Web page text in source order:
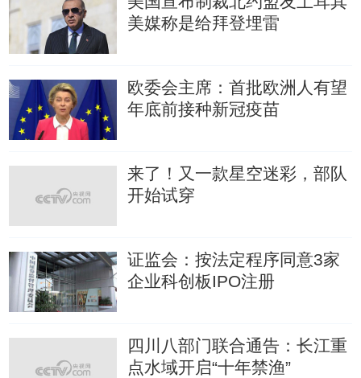
美媒称是给拜登埋雷
欧委会主席：首批欧洲人有望
年底前接种新冠疫苗
来了！又一款星空迷彩，部队
开始试穿
证监会：按法定程序同意3家
企业科创板IPO注册
四川八部门联合通告：长江重
点水域开启“十年禁渔”